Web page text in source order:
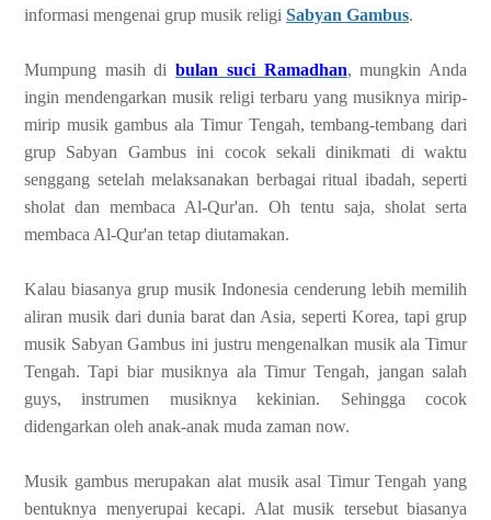
informasi mengenai grup musik religi Sabyan Gambus.
Mumpung masih dibulan suci Ramadhan, mungkin Anda
ingin mendengarkan musik religi terbaru yang musiknya mirip-
mirip musik gambus ala Timur Tengah, tembang-tembang dari
grup Sabyan Gambus ini cocok sekali dinikmati di waktu
senggang setelah melaksanakan berbagai ritual ibadah, seperti
sholat dan membaca Al-Qur'an. Oh tentu saja, sholat serta
membaca Al-Qur'an tetap diutamakan.
Kalau biasanya grup musik Indonesia cenderung lebih memilih
aliran musik dari dunia barat dan Asia, seperti Korea, tapi grup
musik Sabyan Gambus ini justru mengenalkan musik ala Timur
Tengah. Tapi biar musiknya ala Timur Tengah, jangan salah
guys, instrumen musiknya kekinian. Sehingga cocok
didengarkan oleh anak-anak muda zaman now.
Musik gambus merupakan alat musik asal Timur Tengah yang
bentuknya menyerupai kecapi. Alat musik tersebut biasanya